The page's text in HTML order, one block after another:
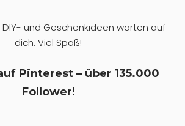
und Geschenkideen warten auf
dich. Viel Spaß!
Pinterest – über 135.000
Follower!